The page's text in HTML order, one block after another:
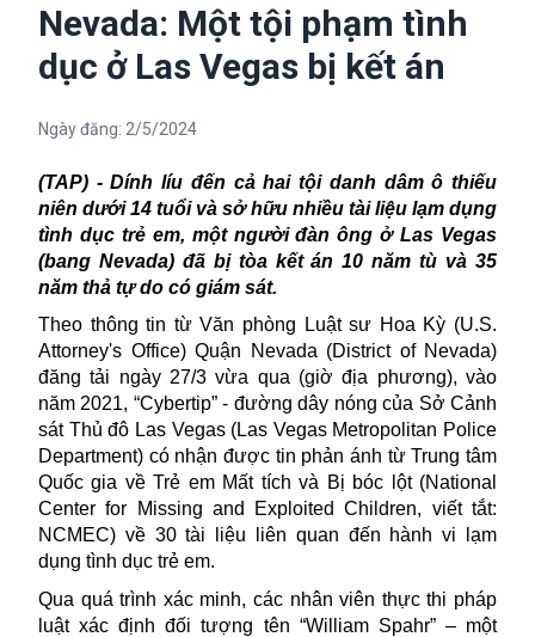
Nevada: Một tội phạm tình
dục ở Las Vegas bị kết án
Ngày đăng: 2/5/2024
(TAP) - Dính líu đến cả hai tội danh dâm ô thiếu
niên dưới 14 tuổi và sở hữu nhiều tài liệu lạm dụng
tình dục trẻ em, một người đàn ông ở Las Vegas
(bang Nevada) đã bị tòa kết án 10 năm tù và 35
năm thả tự do có giám sát.
Theo thông tin từVăn phòng Luật sư Hoa Kỳ (U.S.
Attorney's Office) Quận Nevada (District of Nevada)
đăng tải ngày 27/3 vừa qua (giờ địa phương), vào
năm 2021, “Cybertip” - đường dây nóng của Sở Cảnh
sát Thủ đô Las Vegas (Las Vegas Metropolitan Police
Department) có nhận được tin phản ánh từ Trung tâm
Quốc gia về Trẻ em Mất tích và Bị bóc lột (National
Center for Missing and Exploited Children, viết tắt:
NCMEC) về 30 tài liệu liên quan đến hành vi lạm
dụng tình dục trẻ em.
Qua quá trình xác minh, các nhân viên thực thi pháp
luật xác định đối tượng tên “William Spahr” – một